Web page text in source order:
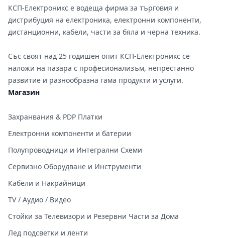
КСП-Електроникс е водеща фирма за търговия и
дистрибуция на електроника, електронни компоненти,
дистанционни, кабели, части за бяла и черна техника.
Със своят над 25 годишен опит КСП-Електроникс се
наложи на пазара с професионализъм, непрестанно
развитие и разнообразна гама продукти и услуги.
Магазин
Захранвания & PDP Платки
Електронни компоненти и батерии
Полупроводници и Интегрални Схеми
Сервизно Оборудване и Инструменти
Кабели и Накрайници
TV / Аудио / Видео
Стойки за Телевизори и Резервни Части за Дома
Лед подсветки и ленти